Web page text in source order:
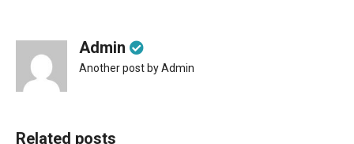
Admin
Another post by Admin
Related posts